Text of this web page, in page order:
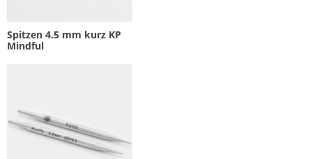
Spitzen 4.5 mm kurz KP
Mindful